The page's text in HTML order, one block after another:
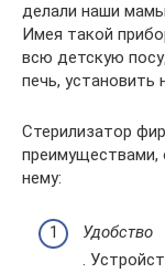
делали наши
Имея такой
всю детскую
печь,
Стерилизатор
преимуществами,
нему:
Удобство
.